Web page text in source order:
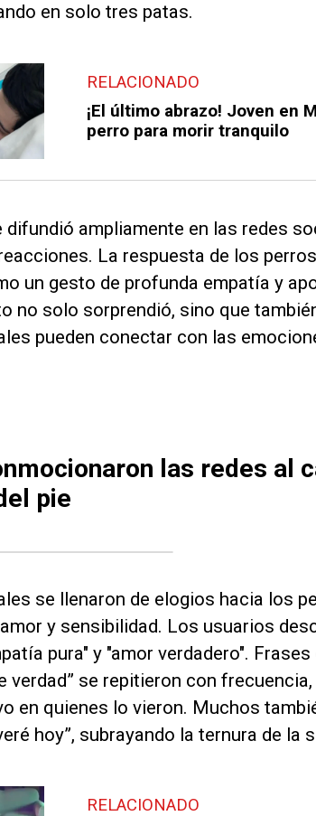
en solo tres patas.
RELACIONADO
¡El último abrazo! Joven en
perro para morir tranquilo
difundió ampliamente en las redes
La respuesta de los
un gesto de profunda empatía y
no solo sorprendió, sino que
pueden conectar con las
las redes al
pie
se llenaron de elogios hacia los
y sensibilidad. Los usuarios
pura" y "amor verdadero".
verdad” se repitieron con
en quienes lo vieron. Muchos
hoy”, subrayando la ternura de la
RELACIONADO